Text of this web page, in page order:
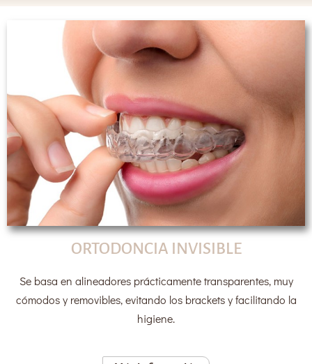
ORTODONCIA INVISIBLE
Se basa en alineadores prácticamente transparentes, muy
cómodos y removibles, evitando los brackets y facilitando la
higiene.